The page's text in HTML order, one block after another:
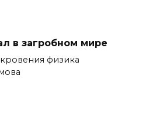
в загробном мире
физика